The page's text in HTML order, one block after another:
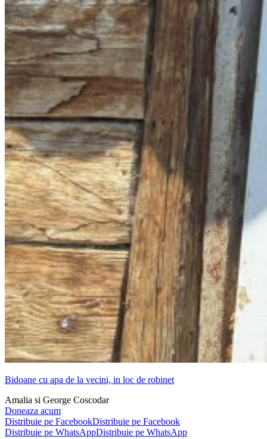
Bidoane cu apa de la vecini, in loc de robinet
Amalia si George Coscodar
Doneaza acum
Distribuie pe FacebookDistribuie pe Facebook
Distribuie pe WhatsAppDistribuie pe WhatsApp